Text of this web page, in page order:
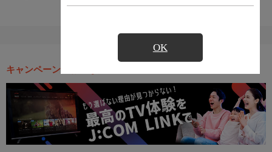
OK
キャンペーン・お得な情報